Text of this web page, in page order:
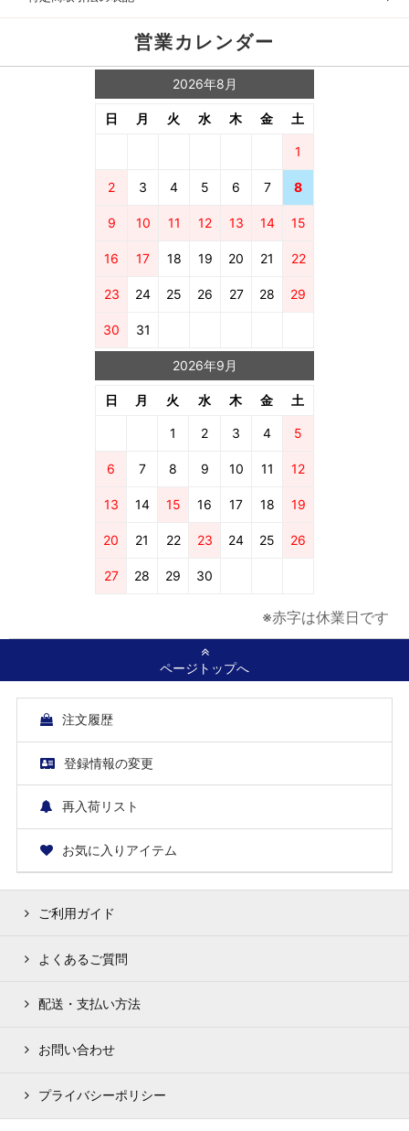
営業カレンダー
2026年8月
日 月 火 水 木 金 土
1
2 3 4 5 6 7 8
9 10 11 12 13 14 15
16 17 18 19 20 21 22
23 24 25 26 27 28 29
30 31
2026年9月
日 月 火 水 木 金 土
1 2 3 4 5
6 7 8 9 10 11 12
13 14 15 16 17 18 19
20 21 22 23 24 25 26
27 28 29 30
※赤字は休業日です
ページトップへ
注文履歴
登録情報の変更
再入荷リスト
お気に入りアイテム
ご利用ガイド
よくあるご質問
配送・支払い方法
お問い合わせ
プライバシーポリシー